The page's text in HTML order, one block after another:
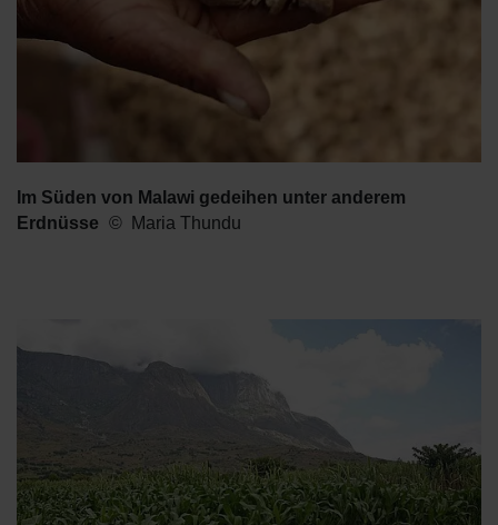
Im Süden von Malawi gedeihen unter anderem
Erdnüsse
Maria Thundu